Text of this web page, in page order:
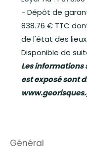
- Dépôt de
838.76 € TTC
de l'état des
Disponible de
Les informations
est exposé sont
général